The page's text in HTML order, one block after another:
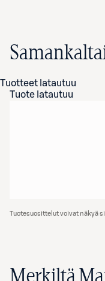
Tuotteet latautuu
Tuote latautuu
Tuotesuosittelut voivat näkyä
Merkiltä